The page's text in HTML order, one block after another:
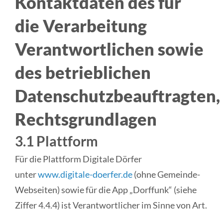
die Verarbeitung
Verantwortlichen sowie
des betrieblichen
Datenschutzbeauftragten,
Rechtsgrundlagen
3.1 Plattform
Für die Plattform Digitale Dörfer
unterwww.digitale-doerfer.de(ohne Gemeinde-
Webseiten) sowie für die App „Dorffunk“ (siehe
Ziffer 4.4.4) ist Verantwortlicher im Sinne von Art.